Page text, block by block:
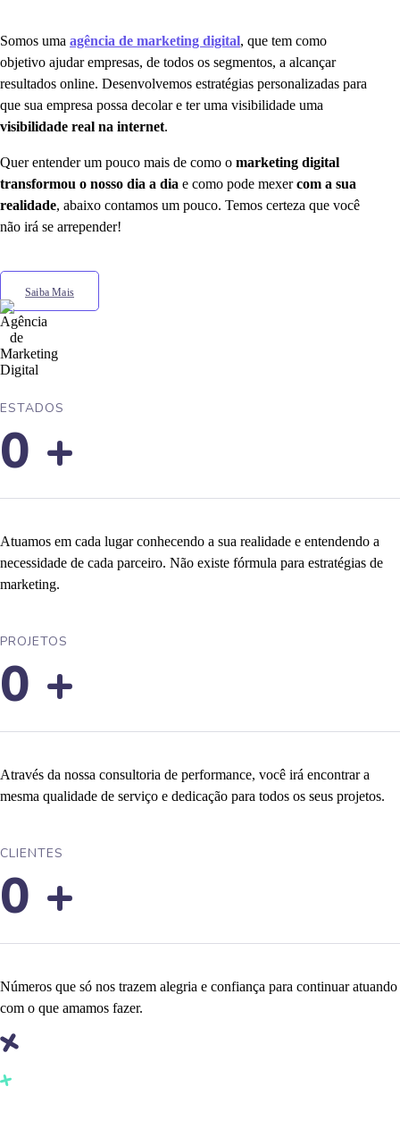
Somos uma agência de marketing digital, que tem como
objetivo ajudar empresas, de todos os segmentos, a alcançar
resultados online. Desenvolvemos estratégias personalizadas para
que sua empresa possa decolar e ter uma visibilidade uma
visibilidade real na internet.
Quer entender um pouco mais de como o marketing digital
transformou o nosso dia a dia e como pode mexercom a sua
realidade, abaixo contamos um pouco. Temos certeza que você
não irá se arrepender!
Saiba Mais
ESTADOS
0 +
Atuamos em cada lugar conhecendo a sua realidade e entendendo a
necessidade de cada parceiro. Não existe fórmula para estratégias de
marketing.
PROJETOS
0 +
Através da nossa consultoria de performance, você irá encontrar a
mesma qualidade de serviço e dedicação para todos os seus projetos.
CLIENTES
0 +
Números que só nos trazem alegria e confiança para continuar atuando
com o que amamos fazer.